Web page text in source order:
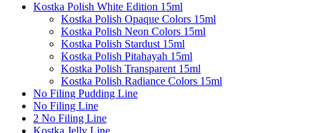
Kostka Polish White Edition 15ml
Kostka Polish Opaque Colors 15ml
Kostka Polish Neon Colors 15ml
Kostka Polish Stardust 15ml
Kostka Polish Pitahayah 15ml
Kostka Polish Transparent 15ml
Kostka Polish Radiance Colors 15ml
No Filing Pudding Line
No Filing Line
2 No Filing Line
Kostka Jelly Line